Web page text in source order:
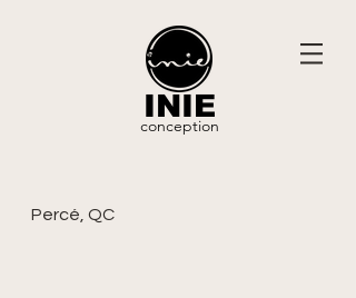
INIE
conception
Percé, QC